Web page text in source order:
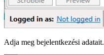
Adja meg bejelentkezési adatait.